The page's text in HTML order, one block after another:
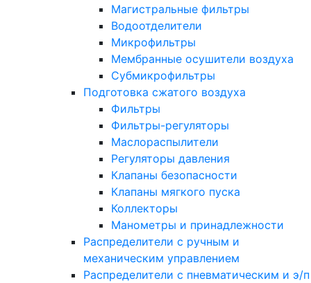
Магистральные фильтры
Водоотделители
Микрофильтры
Мембранные осушители воздуха
Субмикрофильтры
Подготовка сжатого воздуха
Фильтры
Фильтры-регуляторы
Маслораспылители
Регуляторы давления
Клапаны безопасности
Клапаны мягкого пуска
Коллекторы
Манометры и принадлежности
Распределители с ручным и
механическим управлением
Распределители с пневматическим и э/п